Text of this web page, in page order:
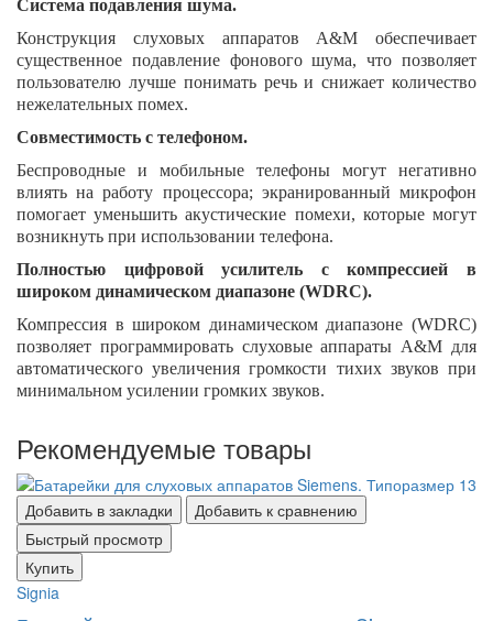
Система подавления шума.
Конструкция слуховых аппаратов A&M обеспечивает
существенное подавление фонового шума, что позволяет
пользователю лучше понимать речь и снижает количество
нежелательных помех.
Совместимость с телефоном.
Беспроводные и мобильные телефоны могут негативно
влиять на работу процессора; экранированный микрофон
помогает уменьшить акустические помехи, которые могут
возникнуть при использовании телефона.
Полностью цифровой усилитель с компрессией в
широком динамическом диапазоне (WDRC).
Компрессия в широком динамическом диапазоне (WDRC)
позволяет программировать слуховые аппараты A&M для
автоматического увеличения громкости тихих звуков при
минимальном усилении громких звуков.
Рекомендуемые товары
Добавить в закладки
Добавить к сравнению
Быстрый просмотр
Купить
Signia